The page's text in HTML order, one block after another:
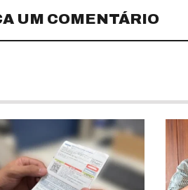
UM COMENTÁRIO